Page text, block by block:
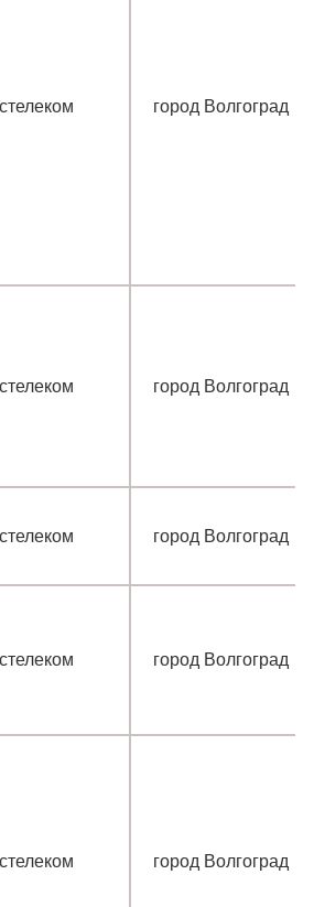
город Волгоград
город Волгоград
город Волгоград
город Волгоград
город Волгоград